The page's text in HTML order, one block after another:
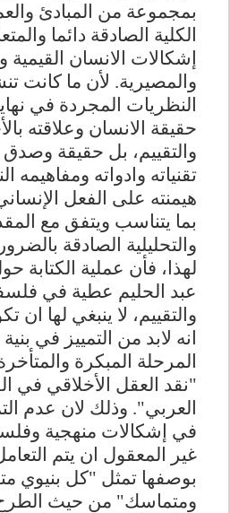
بمجموعة من المبادئ
الكلية الصادقة دائما
إشكالات الانسان القيمية
والمصيرية. لأن ما كانت
النظريات المجردة في
حقيقة الانسان وعلاقته
والتقييم، بل حقيقة
تقنياته وادواته ومفاهيمه
هيمنته على الفعل
بما يتناسب ويتفق مع
والتحليلية الصادقة
لهذا، فأن عملية
عبد الحليم عطية في
والتقييم، لا ينبغي لها
انه لابد من التمييز في
المرحلة المبكرة
"نقد العقل الأخلاقي في
العربي". وذلك لان عدم
في إشكالات منهجية
غير المعقول ان يتم
بوصفها تمثل "كل بنيوي
ومتماسك" من حيث